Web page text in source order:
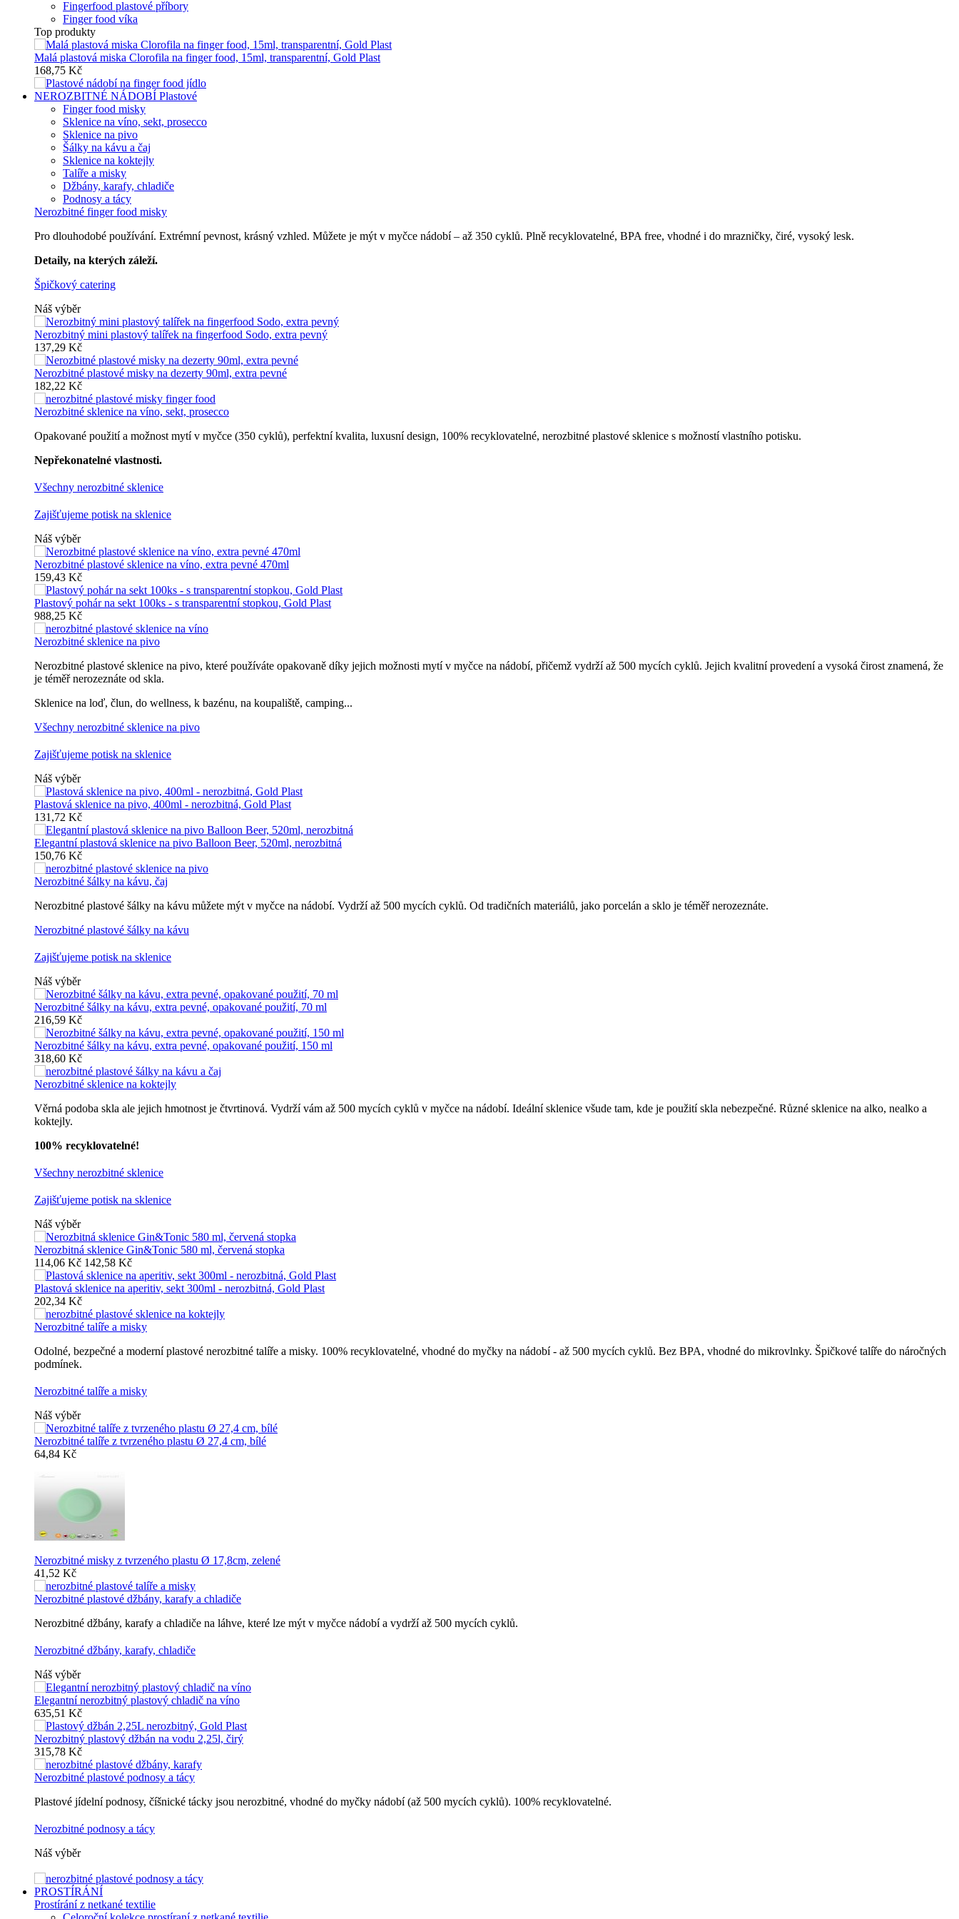
Fingerfood plastové příbory
Finger food víka
Top produkty
Malá plastová miska Clorofila na finger food, 15ml, transparentní, Gold Plast
168,75 Kč
NEROZBITNÉ NÁDOBÍ Plastové
Finger food misky
Sklenice na víno, sekt, prosecco
Sklenice na pivo
Šálky na kávu a čaj
Sklenice na koktejly
Talíře a misky
Džbány, karafy, chladiče
Podnosy a tácy
Nerozbitné finger food misky
Pro dlouhodobé používání. Extrémní pevnost, krásný vzhled. Můžete je mýt v myčce nádobí – až 350 cyklů. Plně recyklovatelné, BPA free, vhodné i do mrazničky, čiré, vysoký lesk.
Detaily, na kterých záleží.
Špičkový catering
Náš výběr
Nerozbitný mini plastový talířek na fingerfood Sodo, extra pevný
137,29 Kč
Nerozbitné plastové misky na dezerty 90ml, extra pevné
182,22 Kč
Nerozbitné sklenice na víno, sekt, prosecco
Opakované použití a možnost mytí v myčce (350 cyklů), perfektní kvalita, luxusní design, 100% recyklovatelné, nerozbitné plastové sklenice s možností vlastního potisku.
Nepřekonatelné vlastnosti.
Všechny nerozbitné sklenice
Zajišťujeme potisk na sklenice
Náš výběr
Nerozbitné plastové sklenice na víno, extra pevné 470ml
159,43 Kč
Plastový pohár na sekt 100ks - s transparentní stopkou, Gold Plast
988,25 Kč
Nerozbitné sklenice na pivo
Nerozbitné plastové sklenice na pivo, které používáte opakovaně díky jejich možnosti mytí v myčce na nádobí, přičemž vydrží až 500 mycích cyklů. Jejich kvalitní provedení a vysoká čirost znamená, že
je téměř nerozeznáte od skla.
Sklenice na loď, člun, do wellness, k bazénu, na koupaliště, camping...
Všechny nerozbitné sklenice na pivo
Zajišťujeme potisk na sklenice
Náš výběr
Plastová sklenice na pivo, 400ml - nerozbitná, Gold Plast
131,72 Kč
Elegantní plastová sklenice na pivo Balloon Beer, 520ml, nerozbitná
150,76 Kč
Nerozbitné šálky na kávu, čaj
Nerozbitné plastové šálky na kávu můžete mýt v myčce na nádobí. Vydrží až 500 mycích cyklů. Od tradičních materiálů, jako porcelán a sklo je téměř nerozeznáte.
Nerozbitné plastové šálky na kávu
Zajišťujeme potisk na sklenice
Náš výběr
Nerozbitné šálky na kávu, extra pevné, opakované použití, 70 ml
216,59 Kč
Nerozbitné šálky na kávu, extra pevné, opakované použití, 150 ml
318,60 Kč
Nerozbitné sklenice na koktejly
Věrná podoba skla ale jejich hmotnost je čtvrtinová. Vydrží vám až 500 mycích cyklů v myčce na nádobí. Ideální sklenice všude tam, kde je použití skla nebezpečné. Různé sklenice na alko, nealko a
koktejly.
100% recyklovatelné!
Všechny nerozbitné sklenice
Zajišťujeme potisk na sklenice
Náš výběr
Nerozbitná sklenice Gin&Tonic 580 ml, červená stopka
114,06 Kč 142,58 Kč
Plastová sklenice na aperitiv, sekt 300ml - nerozbitná, Gold Plast
202,34 Kč
Nerozbitné talíře a misky
Odolné, bezpečné a moderní plastové nerozbitné talíře a misky. 100% recyklovatelné, vhodné do myčky na nádobí - až 500 mycích cyklů. Bez BPA, vhodné do mikrovlnky. Špičkové talíře do náročných
podmínek.
Nerozbitné talíře a misky
Náš výběr
Nerozbitné talíře z tvrzeného plastu Ø 27,4 cm, bílé
64,84 Kč
Nerozbitné misky z tvrzeného plastu Ø 17,8cm, zelené
41,52 Kč
Nerozbitné plastové džbány, karafy a chladiče
Nerozbitné džbány, karafy a chladiče na láhve, které lze mýt v myčce nádobí a vydrží až 500 mycích cyklů.
Nerozbitné džbány, karafy, chladiče
Náš výběr
Elegantní nerozbitný plastový chladič na víno
635,51 Kč
Nerozbitný plastový džbán na vodu 2,25l, čirý
315,78 Kč
Nerozbitné plastové podnosy a tácy
Plastové jídelní podnosy, číšnické tácky jsou nerozbitné, vhodné do myčky nádobí (až 500 mycích cyklů). 100% recyklovatelné.
Nerozbitné podnosy a tácy
Náš výběr
PROSTÍRÁNÍ
Prostírání z netkané textilie